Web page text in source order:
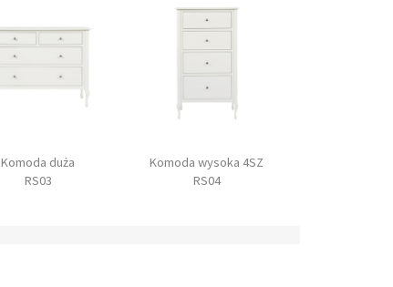
Komoda duża
RS03
Komoda wysoka 4SZ
RS04